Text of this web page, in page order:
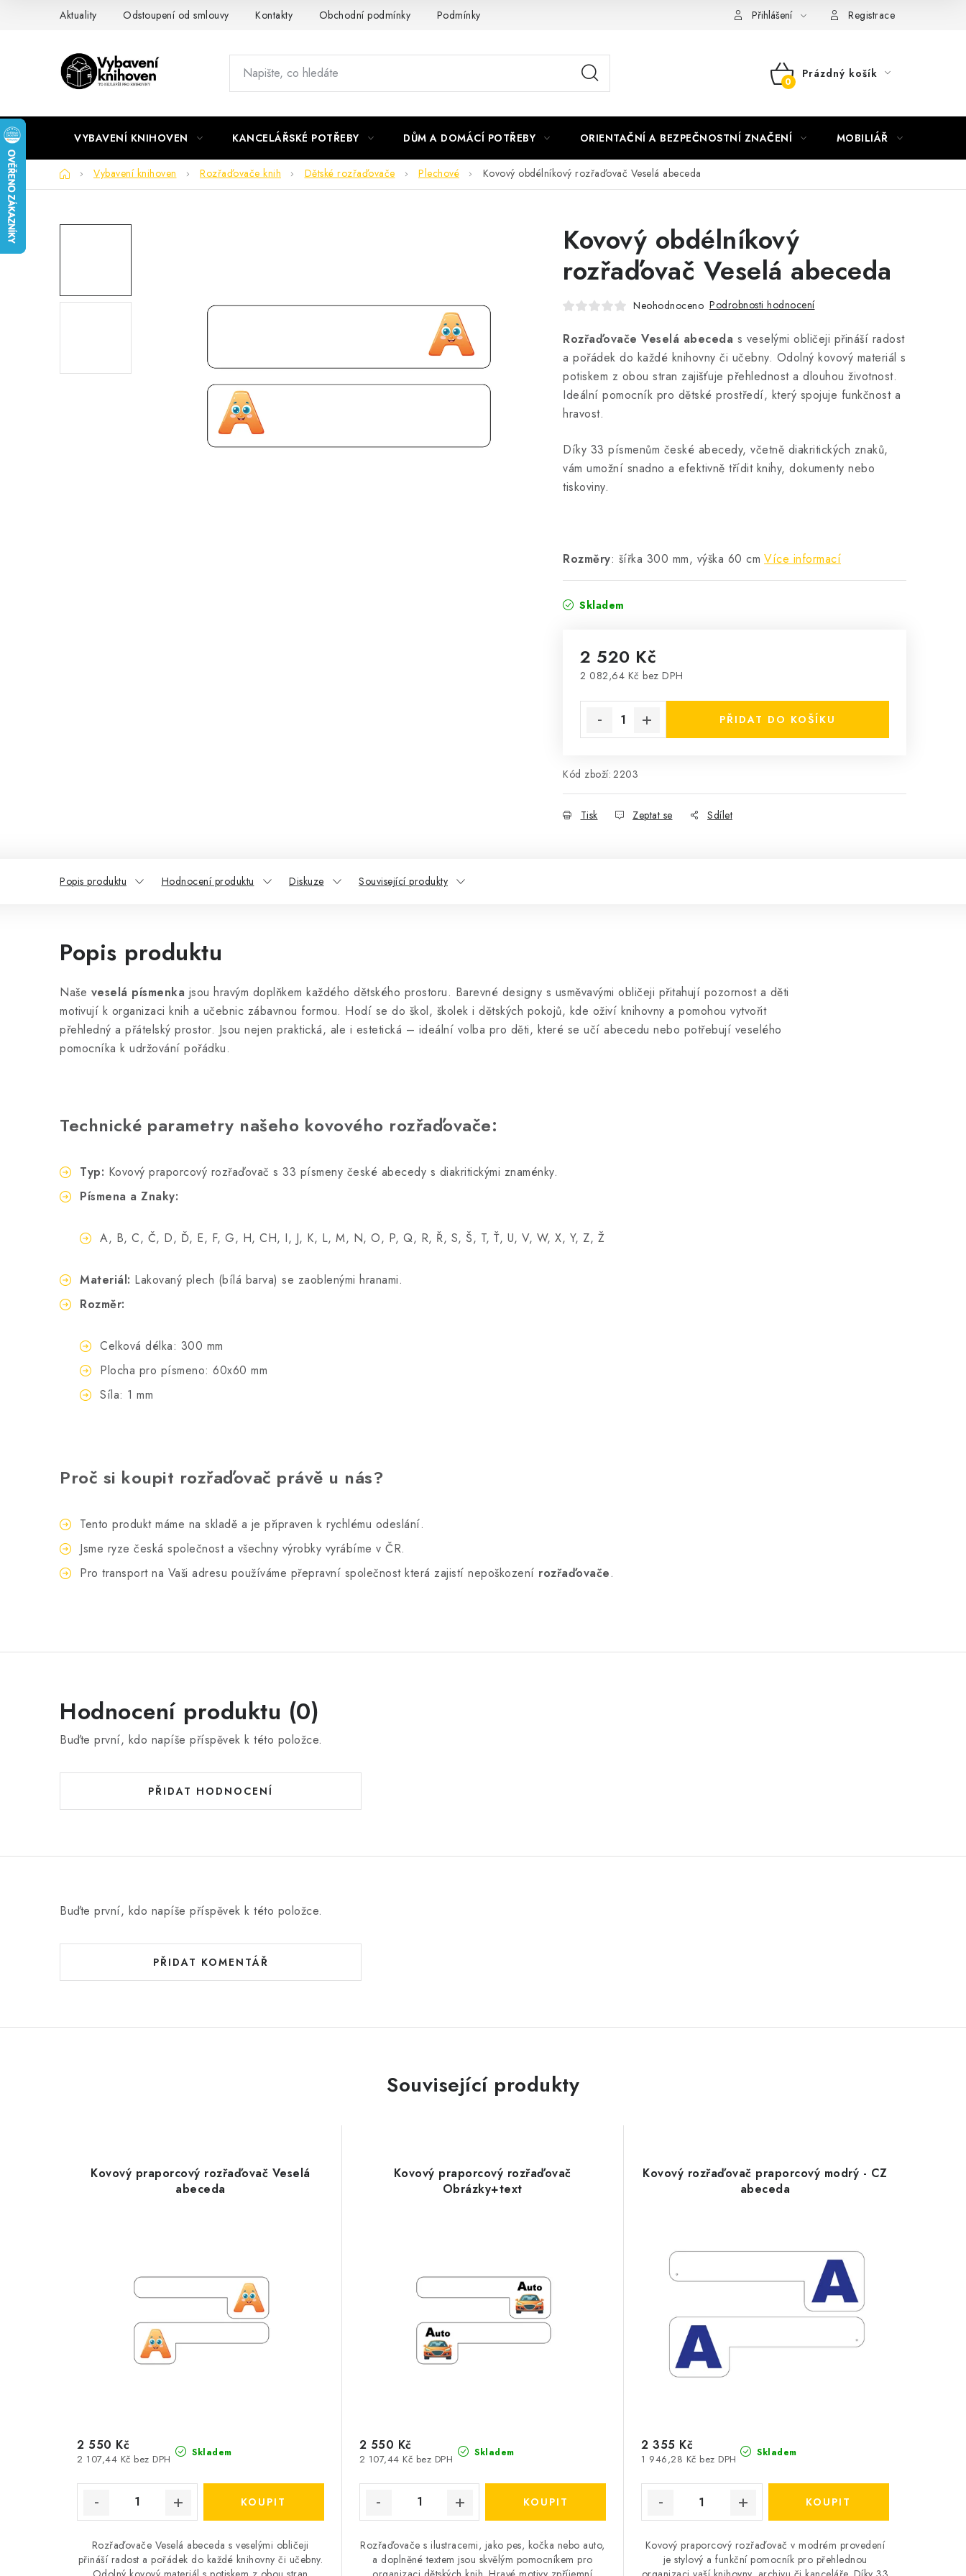
Aktuality Odstoupení od smlouvy Kontakty Obchodní podmínky Podmínky ochrany osobních údajů Nepřebraná dobírka
Přihlášení Registrace
NÁKUPNÍ
Prázdný košík
VYBAVENÍ KNIHOVEN KANCELÁŘSKÉ POTŘEBY DŮM A DOMÁCÍ POTŘEBY ORIENTAČNÍ A BEZPEČNOSTNÍ ZNAČENÍ MOBILIÁŘ
DomůVybavení knihoven Rozřaďovače knih Dětské rozřaďovače Plechové Kovový obdélníkový rozřaďovač Veselá abeceda
Kovový obdélníkový
rozřaďovač Veselá abeceda
Neohodnoceno Podrobnosti hodnocení
Rozřaďovače Veselá abeceda s veselými obličeji přináší radost
a pořádek do každé knihovny či učebny. Odolný kovový materiál s
potiskem z obou stran zajišťuje přehlednost a dlouhou životnost.
Ideální pomocník pro dětské prostředí, který spojuje funkčnost a
hravost.
Díky 33 písmenům české abecedy, včetně diakritických znaků,
vám umožní snadno a efektivně třídit knihy, dokumenty nebo
tiskoviny.
Rozměry: šířka 300 mm, výška 60 cm Více informací
Skladem
2 520 Kč
2 082,64 Kč bez DPH
PŘIDAT DO KOŠÍKU
Kód zboží: 2203
Tisk Zeptat se Sdílet
Popis produktu Hodnocení produktu Diskuze Související produkty
Popis produktu
Naše veselá písmenka jsou hravým doplňkem každého dětského prostoru. Barevné designy s usměvavými obličeji přitahují pozornost a děti
motivují k organizaci knih a učebnic zábavnou formou. Hodí se do škol, školek i dětských pokojů, kde oživí knihovny a pomohou vytvořit
přehledný a přátelský prostor. Jsou nejen praktická, ale i estetická – ideální volba pro děti, které se učí abecedu nebo potřebují veselého
pomocníka k udržování pořádku.
Technické parametry našeho kovového rozřaďovače:
Typ: Kovový praporcový rozřaďovač s 33 písmeny české abecedy s diakritickými znaménky.
Písmena a Znaky:
A, B, C, Č, D, Ď, E, F, G, H, CH, I, J, K, L, M, N, O, P, Q, R, Ř, S, Š, T, Ť, U, V, W, X, Y, Z, Ž
Materiál: Lakovaný plech (bílá barva) se zaoblenými hranami.
Rozměr:
Celková délka: 300 mm
Plocha pro písmeno: 60x60 mm
Síla: 1 mm
Proč si koupit rozřaďovač právě u nás?
Tento produkt máme na skladě a je připraven k rychlému odeslání.
Jsme ryze česká společnost a všechny výrobky vyrábíme v ČR.
Pro transport na Vaši adresu používáme přepravní společnost která zajistí nepoškození rozřaďovače.
Hodnocení produktu (0)
Buďte první, kdo napíše příspěvek k této položce.
PŘIDAT HODNOCENÍ
Buďte první, kdo napíše příspěvek k této položce.
PŘIDAT KOMENTÁŘ
Související produkty
Kovový praporcový rozřaďovač Veselá
abeceda
Skladem
2 107,44 Kč bez DPH
2 550 Kč
Rozřaďovače Veselá abeceda s veselými obličeji
přináší radost a pořádek do každé knihovny či učebny.
Kovový praporcový rozřaďovač
Obrázky+text
Skladem
2 107,44 Kč bez DPH
2 550 Kč
Rozřaďovače s ilustracemi, jako pes, kočka nebo auto,
a doplněné textem jsou skvělým pomocníkem pro
Kovový rozřaďovač praporcový modrý - CZ
abeceda
Skladem
1 946,28 Kč bez DPH
2 355 Kč
Kovový praporcový rozřaďovač v modrém provedení
je stylový a funkční pomocník pro přehlednou